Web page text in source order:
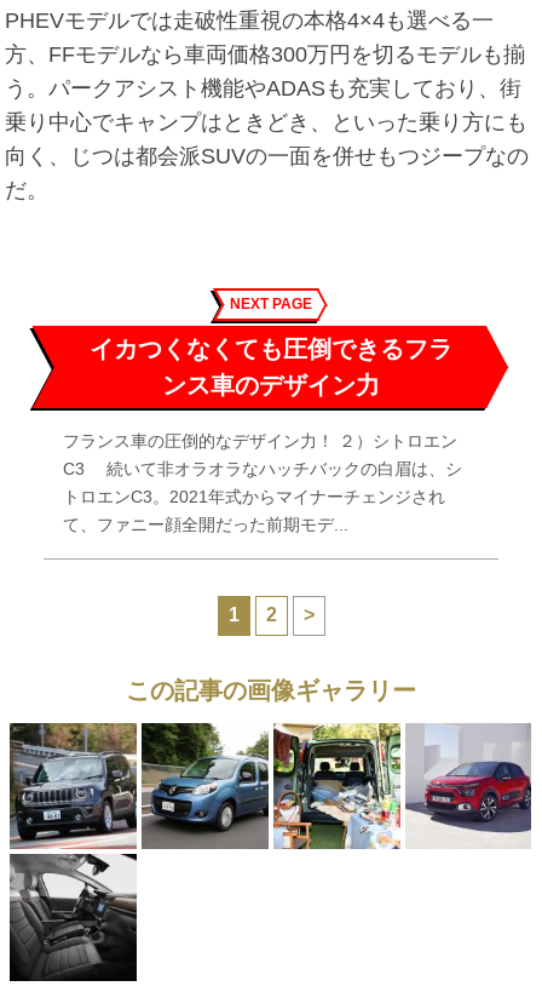
PHEVモデルでは走破性重視の本格4×4も選べる一
方、FFモデルなら車両価格300万円を切るモデルも揃
う。パークアシスト機能やADASも充実しており、街
乗り中心でキャンプはときどき、といった乗り方にも
向く、じつは都会派SUVの一面を併せもつジープなの
だ。
NEXT PAGE
イカつくなくても圧倒できるフラ
ンス車のデザイン力
フランス車の圧倒的なデザイン力！ ２）シトロエン
C3 続いて非オラオラなハッチバックの白眉は、シ
トロエンC3。2021年式からマイナーチェンジされ
て、ファニー顔全開だった前期モデ...
1 2 >
この記事の画像ギャラリー